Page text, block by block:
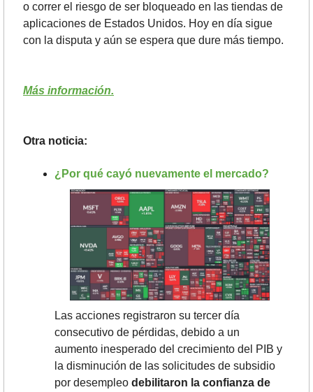
o correr el riesgo de ser bloqueado en las tiendas de
aplicaciones de Estados Unidos. Hoy en día sigue
con la disputa y aún se espera que dure más tiempo.
Más información.
Otra noticia:
¿Por qué cayó nuevamente el mercado?
Las acciones registraron su tercer día
consecutivo de pérdidas, debido a un
aumento inesperado del crecimiento del PIB y
la disminución de las solicitudes de subsidio
por desempleo debilitaron la confianza de